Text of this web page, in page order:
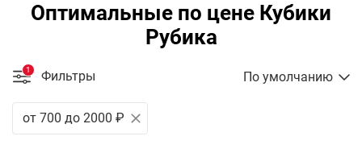
Оптимальные по цене Кубики
Рубика
Фильтры
1 По умолчанию
от 700 до 2000 ₽